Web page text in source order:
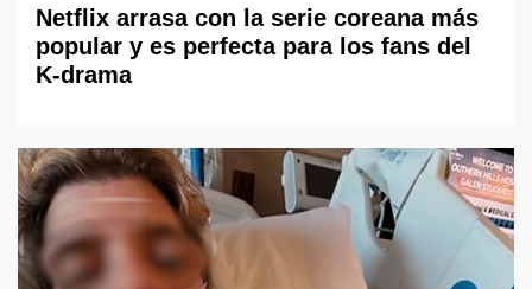
Netflix arrasa con la serie coreana más
popular y es perfecta para los fans del
K-drama